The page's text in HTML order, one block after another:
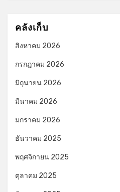
คลังเก็บ
สิงหาคม 2026
กรกฎาคม 2026
มิถุนายน 2026
มีนาคม 2026
มกราคม 2026
ธันวาคม 2025
พฤศจิกายน 2025
ตุลาคม 2025